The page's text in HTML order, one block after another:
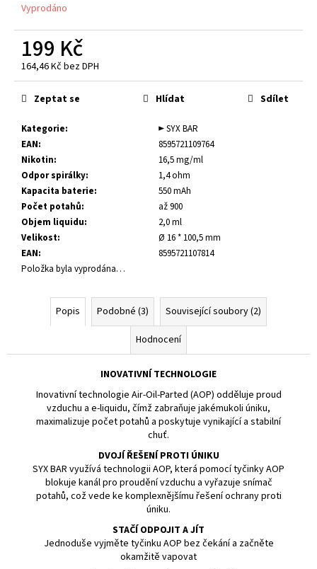
Vyprodáno
199 Kč
164,46 Kč bez DPH
Měrná
cena:
Kategorie:
► SYX BAR
EAN:
8595721109764
Nikotin:
16,5 mg/ml
Odpor spirálky:
1,4 ohm
Kapacita baterie:
550 mAh
Počet potahů:
až 900
Objem liquidu:
2,0 ml
Velikost:
Ø 16 * 100,5 mm
EAN:
8595721107814
Položka byla vyprodána…
Zeptat se Hlídat Sdílet
Popis Podobné (3)
Související soubory (2)
Hodnocení
INOVATIVNÍ TECHNOLOGIE
Inovativní technologie Air-Oil-Parted (AOP) odděluje proud
vzduchu a e-liquidu, čímž zabraňuje jakémukoli úniku,
maximalizuje počet potahů a poskytuje vynikající a stabilní
chuť.
DVOJÍ ŘEŠENÍ PROTI ÚNIKU
SYX BAR využívá technologii AOP, která pomocí tyčinky AOP
blokuje kanál pro proudění vzduchu a vyřazuje snímač
potahů, což vede ke komplexnějšímu řešení ochrany proti
úniku.
STAČÍ ODPOJIT A JÍT
Jednoduše vyjměte tyčinku AOP bez čekání a začněte
okamžitě vapovat
u
j
m
LIQUID
PEEGEE
USA
MIX
(AMERICKÝ
TABÁK)
18MG
(U)
189
Kč